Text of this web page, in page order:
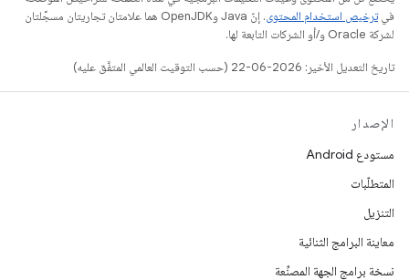
فيترخيص استخدام المحتوى
. إنّ Java وOpenJDK هما علامتان تجاريتان مسجَّلتان
لشركة Oracle و/أو الشركات التابعة لها.
تاريخ التعديل الأخير: 2026-06-22 (حسب التوقيت العالمي المتفَّق عليه)
الإصدار
مستودع Android
المتطلّبات
التنزيل
معاينة البرامج الثنائية
نسخة برامج الجهة المصنِّعة